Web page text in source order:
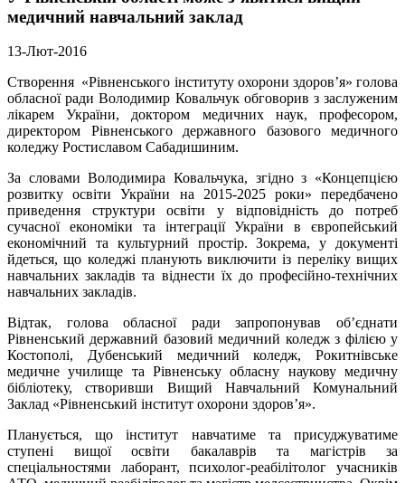
медичний навчальний заклад
13-Лют-2016
Створення «Рівненського інституту охорони здоров’я» голова
обласної ради Володимир Ковальчук обговорив з заслуженим
лікарем України, доктором медичних наук, професором,
директором Рівненського державного базового медичного
коледжу Ростиславом Сабадишиним.
За словами Володимира Ковальчука, згідно з «Концепцією
розвитку освіти України на 2015-2025 роки» передбачено
приведення структури освіти у відповідність до потреб
сучасної економіки та інтеграції України в європейський
економічний та культурний простір. Зокрема, у документі
йдеться, що коледжі планують виключити із переліку вищих
навчальних закладів та віднести їх до професійно-технічних
навчальних закладів.
Відтак, голова обласної ради запропонував об’єднати
Рівненський державний базовий медичний коледж з філією у
Костополі, Дубенський медичний коледж, Рокитнівське
медичне училище та Рівненську обласну наукову медичну
бібліотеку, створивши Вищий Навчальний Комунальний
Заклад «Рівненський інститут охорони здоров’я».
Планується, що інститут навчатиме та присуджуватиме
ступені вищої освіти бакалаврів та магістрів за
спеціальностями лаборант, психолог-реабілітолог учасників